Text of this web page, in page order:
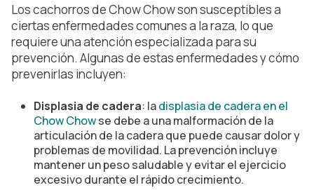
Los cachorros de Chow Chow son susceptibles a
ciertas enfermedades comunes a la raza, lo que
requiere una atención especializada para su
prevención. Algunas de estas enfermedades y cómo
prevenirlas incluyen:
Displasia de cadera: ladisplasia de cadera en el
Chow Chowse debe a una malformación de la
articulación de la cadera que puede causar dolor y
problemas de movilidad. La prevención incluye
mantener un peso saludable y evitar el ejercicio
excesivo durante el rápido crecimiento.